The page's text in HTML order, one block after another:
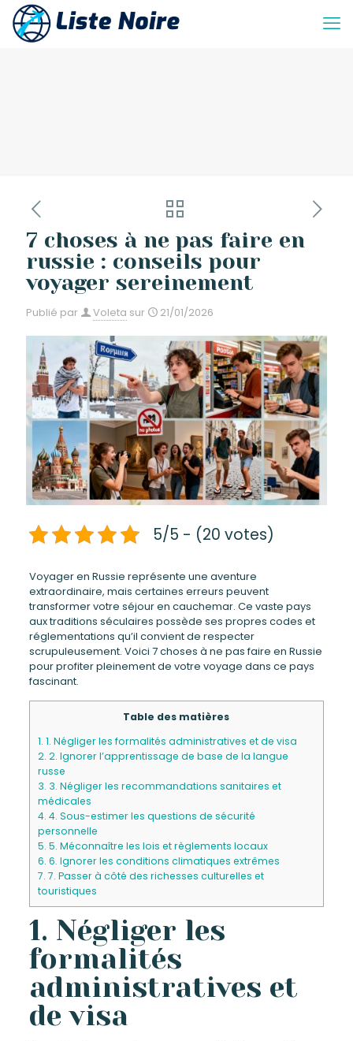
7 choses à ne pas faire en
russie : conseils pour
voyager sereinement
Publié par Voleta sur 21/01/2026
5/5 - (20 votes)
Voyager en Russie représente une aventure
extraordinaire, mais certaines erreurs peuvent
transformer votre séjour en cauchemar. Ce vaste pays
aux traditions séculaires possède ses propres codes et
réglementations qu’il convient de respecter
scrupuleusement. Voici 7 choses à ne pas faire en Russie
pour profiter pleinement de votre voyage dans ce pays
fascinant.
Table des matières
1. 1. Négliger les formalités administratives et de visa
2. 2. Ignorer l’apprentissage de base de la langue
russe
3. 3. Négliger les recommandations sanitaires et
médicales
4. 4. Sous-estimer les questions de sécurité
personnelle
5. 5. Méconnaître les lois et règlements locaux
6. 6. Ignorer les conditions climatiques extrêmes
7. 7. Passer à côté des richesses culturelles et
touristiques
1. Négliger les
formalités
administratives et
de visa